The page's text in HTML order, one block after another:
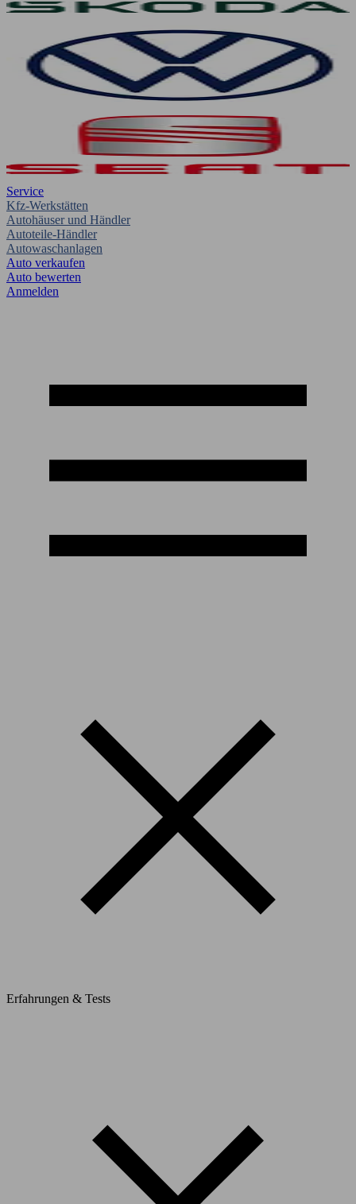
Service
Kfz-Werkstätten
Autohäuser und Händler
Autoteile-Händler
Autowaschanlagen
Auto verkaufen
Auto bewerten
Anmelden
Erfahrungen & Tests